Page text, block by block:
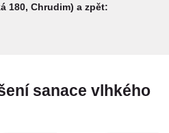
180, Chrudim) a zpět:
sanace vlhkého